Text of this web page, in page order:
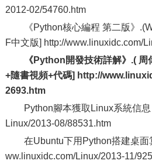
2012-02/54760.htm
《Python核心編程 第二版》
F中文版] http://www.linuxidc.com/
《Python開發技術詳解》.(
+隨書視頻+代碼] http://
2693.htm
Python腳本獲取Linux系統信
Linux/2013-08/88531.htm
在Ubuntu下用Python搭建桌
ww.linuxidc.com/Linux/2013-11/